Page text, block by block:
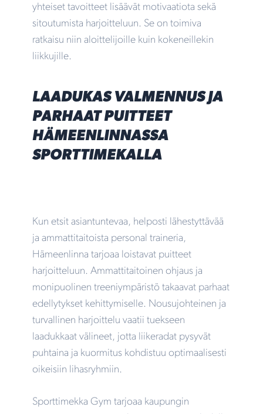
yhteiset tavoitteet lisäävät motivaatiota sekä
sitoutumista harjoitteluun. Se on toimiva
ratkaisu niin aloittelijoille kuin kokeneillekin
liikkujille.
LAADUKAS VALMENNUS JA
PARHAAT PUITTEET
HÄMEENLINNASSA
SPORTTIMEKALLA
Kun etsit asiantuntevaa, helposti lähestyttävää
ja ammattitaitoista personal traineria,
Hämeenlinna tarjoaa loistavat puitteet
harjoitteluun. Ammattitaitoinen ohjaus ja
monipuolinen treeniympäristö takaavat parhaat
edellytykset kehittymiselle. Nousujohteinen ja
turvallinen harjoittelu vaatii tuekseen
laadukkaat välineet, jotta liikeradat pysyvät
puhtaina ja kuormitus kohdistuu optimaalisesti
oikeisiin lihasryhmiin.
Sporttimekka Gym tarjoaa kaupungin